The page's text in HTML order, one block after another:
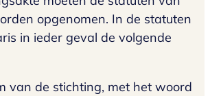
opgenomen. In de statuten
in ieder geval de volgende
van de stichting, met het woord